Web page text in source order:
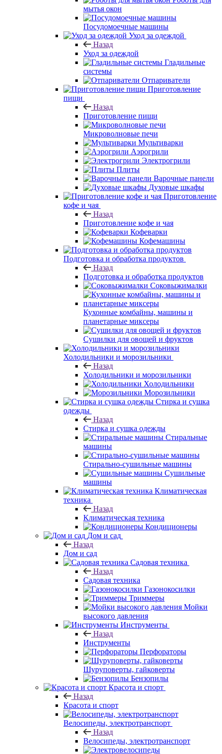
мытья окон
Посудомоечные машины
Уход за одеждой
Назад
Уход за одеждой
Гладильные
системы
Отпариватели
Приготовление
пищи
Назад
Приготовление пищи
Микроволновые печи
Мультиварки
Аэрогрили
Электрогрили
Плиты
Варочные панели
Духовые шкафы
Приготовление
кофе и чая
Назад
Приготовление кофе и чая
Кофеварки
Кофемашины
Подготовка и обработка продуктов
Назад
Подготовка и обработка продуктов
Соковыжималки
Кухонные комбайны, машины и
планетарные миксеры
Сушилки для овощей и фруктов
Холодильники и морозильники
Назад
Холодильники и морозильники
Холодильники
Морозильники
Стирка и сушка
одежды
Назад
Стирка и сушка одежды
Стиральные
машины
Стирально-сушильные машины
Сушильные
машины
Климатическая
техника
Назад
Климатическая техника
Кондиционеры
Дом и сад
Назад
Дом и сад
Садовая техника
Назад
Садовая техника
Газонокосилки
Триммеры
Мойки
высокого давления
Инструменты
Назад
Инструменты
Перфораторы
Шуруповерты, гайковерты
Бензопилы
Красота и спорт
Назад
Красота и спорт
Велосипеды, электротранспорт
Назад
Велосипеды, электротранспорт